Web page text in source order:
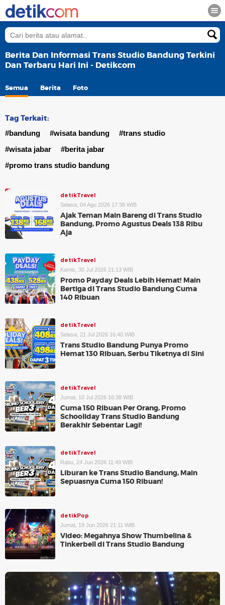
Berita Dan Informasi Trans Studio Bandung Terkini
Dan Terbaru Hari Ini - Detikcom
Semua Berita Foto
Tag Terkait:
#bandung #wisata bandung
#trans studio
#wisata jabar
#berita jabar
#promo trans studio bandung
detikTravel
Selasa, 04 Agu 2026 17:38 WIB
Ajak Teman Main Bareng di Trans Studio
Bandung, Promo Agustus Deals 138 Ribu
Aja
detikTravel
Kamis, 30 Jul 2026 21:13 WIB
Promo Payday Deals Lebih Hemat! Main
Bertiga di Trans Studio Bandung Cuma
140 Ribuan
detikTravel
Selasa, 21 Jul 2026 16:40 WIB
Trans Studio Bandung Punya Promo
Hemat 130 Ribuan, Serbu Tiketnya di Sini
detikTravel
Jumat, 10 Jul 2026 16:38 WIB
Cuma 150 Ribuan Per Orang, Promo
Schooliday Trans Studio Bandung
Berakhir Sebentar Lagi!
detikTravel
Rabu, 24 Jun 2026 11:49 WIB
Liburan ke Trans Studio Bandung, Main
Sepuasnya Cuma 150 Ribuan!
detikPop
Jumat, 19 Jun 2026 21:11 WIB
Video: Megahnya Show Thumbelina &
Tinkerbell di Trans Studio Bandung